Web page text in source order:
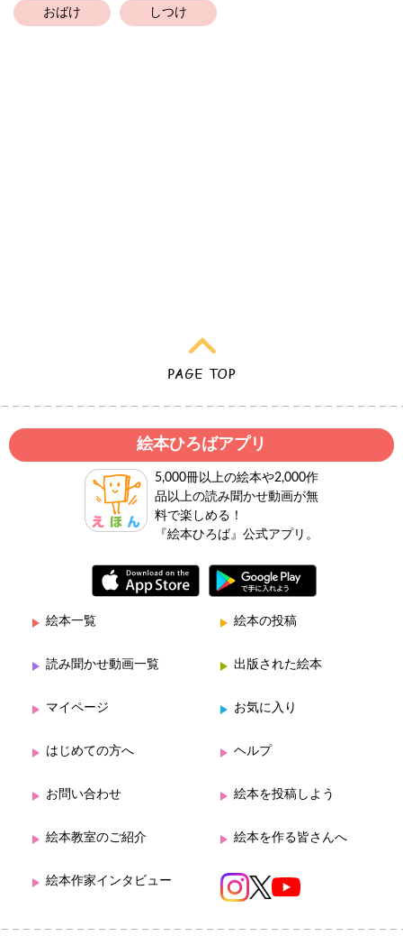
おばけ しつけ
絵本ひろばアプリ
5,000冊以上の絵本や2,000作
品以上の読み聞かせ動画が無
料で楽しめる！
『絵本ひろば』公式アプリ。
絵本一覧 絵本の投稿
読み聞かせ動画一覧 出版された絵本
マイページ お気に入り
はじめての方へ ヘルプ
お問い合わせ 絵本を投稿しよう
絵本教室のご紹介 絵本を作る皆さんへ
絵本作家インタビュー